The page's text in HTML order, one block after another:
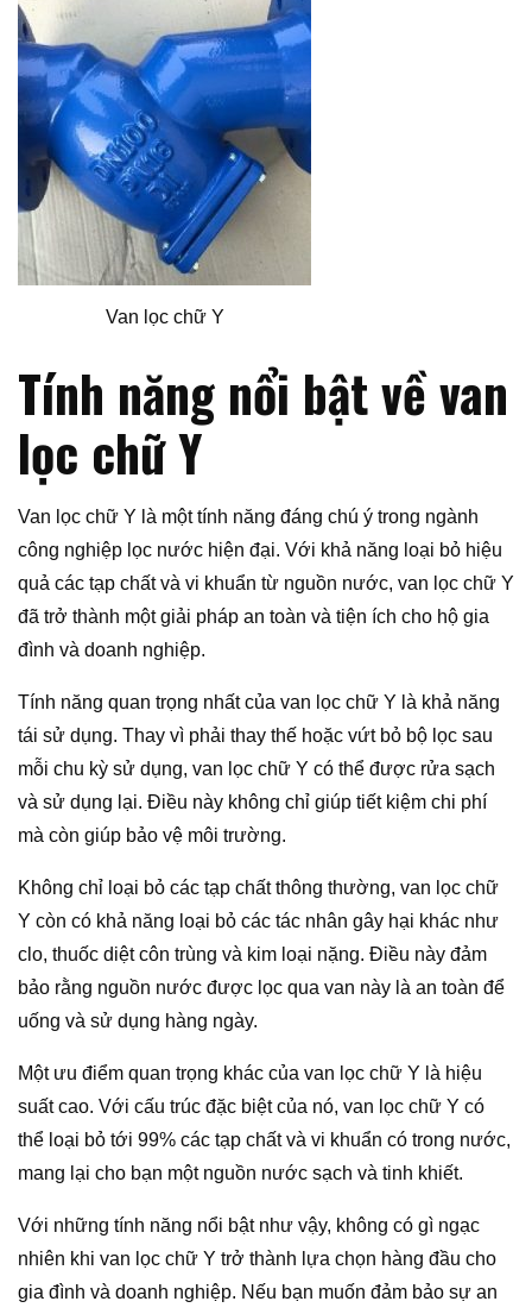
Van lọc chữ Y
Tính năng nổi bật về van
lọc chữ Y
Van lọc chữ Y là một tính năng đáng chú ý trong ngành
công nghiệp lọc nước hiện đại. Với khả năng loại bỏ hiệu
quả các tạp chất và vi khuẩn từ nguồn nước, van lọc chữ Y
đã trở thành một giải pháp an toàn và tiện ích cho hộ gia
đình và doanh nghiệp.
Tính năng quan trọng nhất của van lọc chữ Y là khả năng
tái sử dụng. Thay vì phải thay thế hoặc vứt bỏ bộ lọc sau
mỗi chu kỳ sử dụng, van lọc chữ Y có thể được rửa sạch
và sử dụng lại. Điều này không chỉ giúp tiết kiệm chi phí
mà còn giúp bảo vệ môi trường.
Không chỉ loại bỏ các tạp chất thông thường, van lọc chữ
Y còn có khả năng loại bỏ các tác nhân gây hại khác như
clo, thuốc diệt côn trùng và kim loại nặng. Điều này đảm
bảo rằng nguồn nước được lọc qua van này là an toàn để
uống và sử dụng hàng ngày.
Một ưu điểm quan trọng khác của van lọc chữ Y là hiệu
suất cao. Với cấu trúc đặc biệt của nó, van lọc chữ Y có
thể loại bỏ tới 99% các tạp chất và vi khuẩn có trong nước,
mang lại cho bạn một nguồn nước sạch và tinh khiết.
Với những tính năng nổi bật như vậy, không có gì ngạc
nhiên khi van lọc chữ Y trở thành lựa chọn hàng đầu cho
gia đình và doanh nghiệp. Nếu bạn muốn đảm bảo sự an